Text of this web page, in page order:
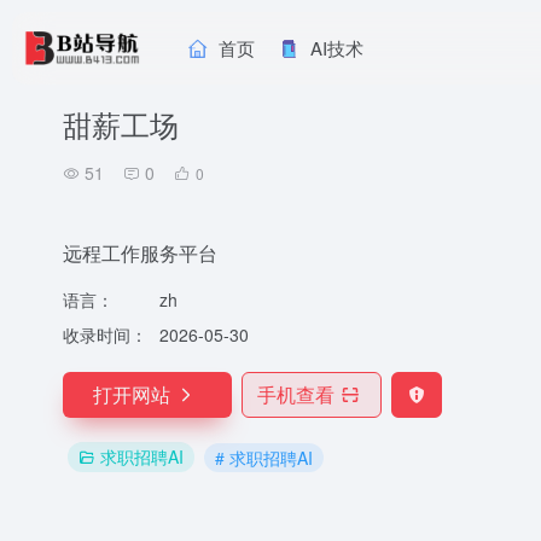
首页 AI技术
甜薪工场
51 0 0
远程工作服务平台
语言：
zh
收录时间：
2026-05-30
打开网站 手机查看
求职招聘AI # 求职招聘AI